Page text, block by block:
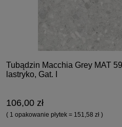
Tubądzin Macchia Grey MAT
lastryko, Gat. I
106,00 zł
( 1 opakowanie płytek = 151,58 zł )